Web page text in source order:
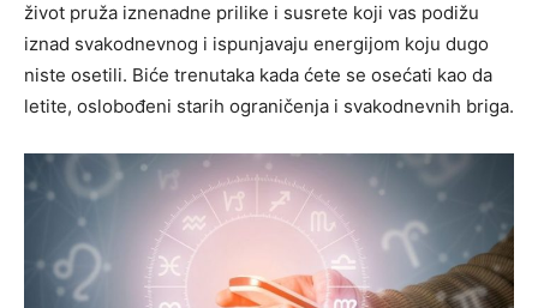
život pruža iznenadne prilike i susrete koji vas podižu
iznad svakodnevnog i ispunjavaju energijom koju dugo
niste osetili. Biće trenutaka kada ćete se osećati kao da
letite, oslobođeni starih ograničenja i svakodnevnih briga.